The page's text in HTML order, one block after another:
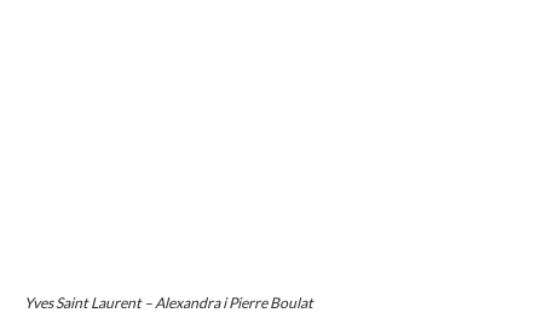
Yves Saint Laurent – Alexandra i Pierre Boulat